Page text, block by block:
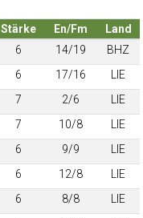
Stärke En/Fm
Land
6 14/19
BHZ
6 17/16
LIE
7 2/6
LIE
7 10/8
LIE
6 9/9
LIE
6 12/8
LIE
6 8/8
LIE